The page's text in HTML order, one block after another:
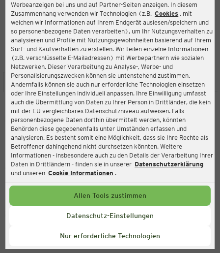
Werbeanzeigen bei uns und auf Partner-Seiten anzeigen. In diesem
Zusammenhang verwenden wir Technologien (z.B. Cookies , mit
welchen wir Informationen auf Ihrem Endgerät auslesen/speichern und
so personenbezogene Daten verarbeiten), um Ihr Nutzungsverhalten zu
analysieren und Profile mit Nutzungsgewohnheiten basierend auf Ihrem
Surf- und Kaufverhalten zu erstellen. Wir teilen einzelne Informationen
(z.B. verschlüsselte E-Mailadressen) mit Werbepartnern wie sozialen
Netzwerken. Dieser Verarbeitung zu Analyse-, Werbe- und
Personalisierungszwecken können sie untenstehend zustimmen.
Andernfalls können sie auch nur erforderliche Technologien einsetzen
oder Ihre Einstellungen individuell anpassen. Ihre Einwilligung umfasst
auch die Übermittlung von Daten zu Ihrer Person in Drittländer, die kein
mit der EU vergleichbares Datenschutzniveau aufweisen. Falls
personenbezogene Daten dorthin übermittelt werden, könnten
Behörden diese gegebenenfalls unter Umständen erfassen und
analysieren. Es besteht somit eine Möglichkeit, dass sie Ihre Rechte als
Betroffener dahingehend nicht durchsetzen könnten. Weitere
Informationen - insbesondere auch zu den Details der Verarbeitung Ihrer
Daten in Drittländern - finden sie in unserer Datenschutzerklärung
und unseren Cookie Informationen .
Allen Tools zustimmen
Datenschutz-Einstellungen
Nur erforderliche Technologien
ERNSTING'S FAMILY FILIALE
Lovosicer Platz 1
01640 Coswig
3,9
Bewertung:
STANDORT SERVICES SORTIMENT AKTIONEN
Ernsting's family
Lovosicer Platz 1, 01640 Coswig
Aktuell:
Geöffnet
Service Hotline
Montag bis Freitag 8-18 Uhr